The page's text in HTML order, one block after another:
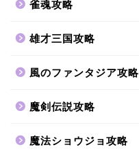
雀魂攻略
雄才三国攻略
風のファンタジア攻略
魔剣伝説攻略
魔法ショウジョ攻略